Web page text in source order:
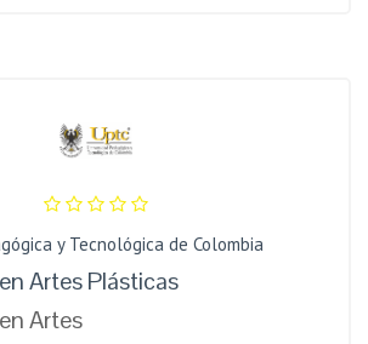
y Tecnológica de Colombia
Artes Plásticas
Artes